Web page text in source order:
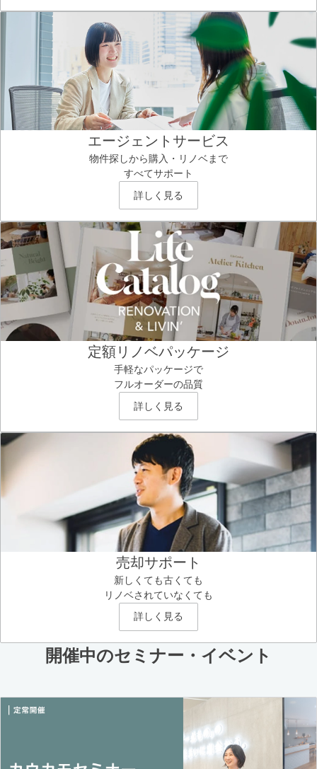
エージェントサービス
物件探しから購入・リノベまで
すべてサポート
詳しく見る
定額リノベパッケージ
手軽なパッケージで
フルオーダーの品質
詳しく見る
売却サポート
新しくても古くても
リノベされていなくても
詳しく見る
開催中のセミナー・イベント